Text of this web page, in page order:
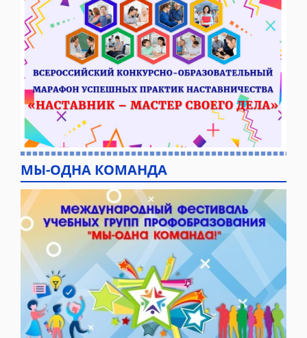
МЫ-ОДНА КОМАНДА